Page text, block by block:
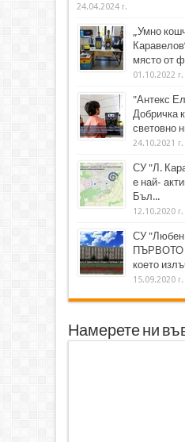
24.04.2024 г.
„Умно
място от
01.10.2022 г.
"Антекс
Добричка
световно
24.10.2021 г.
СУ "Л.
е най-
Бъл...
12.10.2020 г.
СУ "Любен
ПЪРВОТО
което
15.09.2020 г.
Намерете ни във